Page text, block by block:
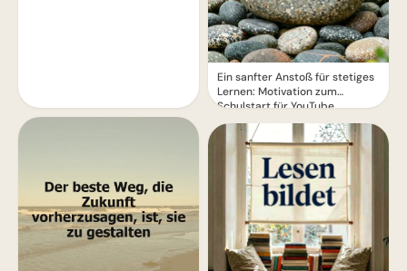
Ein sanfter Anstoß für stetiges
Lernen: Motivation zum
Schulstart für YouTube.